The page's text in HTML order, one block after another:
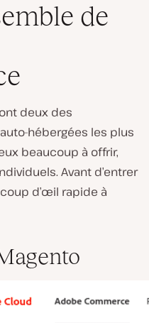
de
deux des
auto-hébergées les plus
beaucoup à offrir,
Avant d’entrer
d’œil rapide à